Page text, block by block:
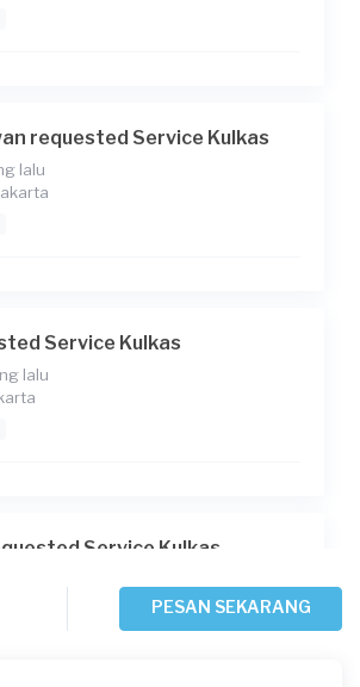
requested Service Kulkas
lalu
Service Kulkas
lalu
Service Kulkas
PESAN SEKARANG